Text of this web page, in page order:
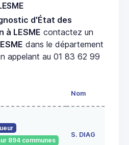
d'État des
à LESME contactez un
dans le département
appelant au 01 83 62 99
Nom
894 communes
S. DIAG